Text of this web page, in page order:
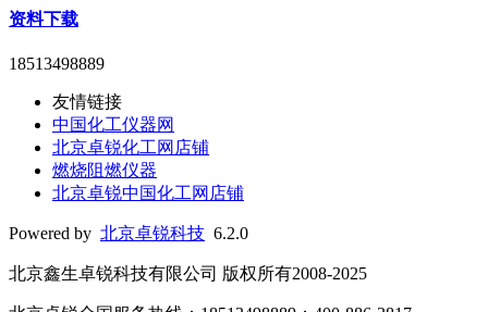
资料下载
18513498889
友情链接
中国化工仪器网
北京卓锐化工网店铺
燃烧阻燃仪器
北京卓锐中国化工网店铺
Powered by 北京卓锐科技 6.2.0
北京鑫生卓锐科技有限公司 版权所有2008-2025